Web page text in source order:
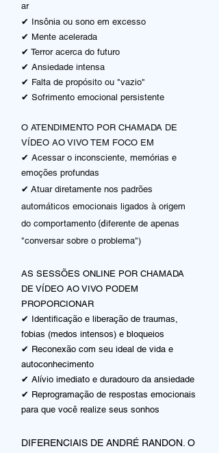
ar
✔ Insônia ou sono em excesso
✔ Mente acelerada
✔ Terror acerca do futuro
✔ Ansiedade intensa
✔ Falta de propósito ou "vazio"
✔ Sofrimento emocional persistente
O ATENDIMENTO POR CHAMADA DE
VÍDEO AO VIVO TEM FOCO EM
✔ Acessar o inconsciente, memórias e
emoções profundas
✔ Atuar diretamente nos padrões
automáticos emocionais ligados à origem
do comportamento ​ (diferente de apenas
"conversar sobre o problema")
AS SESSÕES ONLINE POR CHAMADA
DE VÍDEO AO VIVO PODEM
PROPORCIONAR
✔ Identificação e liberação de traumas,
fobias (medos intensos) e bloqueios
✔ Reconexão com seu ideal de vida e
autoconhecimento
✔ Alívio imediato e duradouro da ansiedade
✔ Reprogramação de respostas emocionais
para que você realize seus sonhos
DIFERENCIAIS DE ANDRÉ RANDON. O